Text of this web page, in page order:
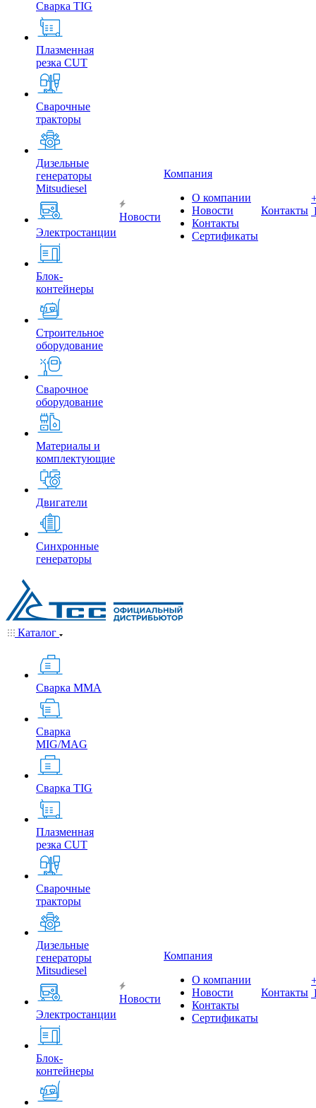
Сварка TIG
Плазменная
резка CUT
Сварочные
тракторы
Дизельные
генераторы
Mitsudiesel
Электростанции
Блок-
контейнеры
Строительное
оборудование
Сварочное
оборудование
Материалы и
комплектующие
Двигатели
Синхронные
генераторы
Новости
Компания
О компании
Новости
Контакты
Сертификаты
Контакты
Каталог
Сварка MMA
Сварка
MIG/MAG
Сварка TIG
Плазменная
резка CUT
Сварочные
тракторы
Дизельные
генераторы
Mitsudiesel
Электростанции
Блок-
контейнеры
Новости
Компания
О компании
Новости
Контакты
Сертификаты
Контакты